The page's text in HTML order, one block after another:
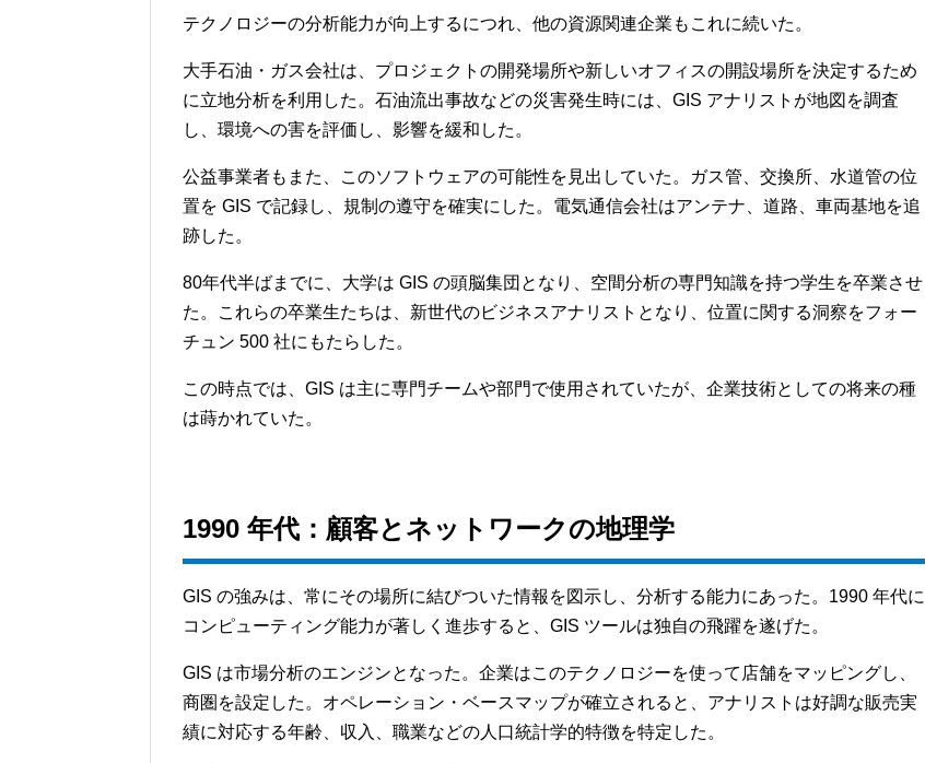
テクノロジーの分析能力が向上するにつれ、他の資源関連企業もこれに続いた。
大手石油・ガス会社は、プロジェクトの開発場所や新しいオフィスの開設場所を決定するため
に立地分析を利用した。石油流出事故などの災害発生時には、GIS アナリストが地図を調査
し、環境への害を評価し、影響を緩和した。
公益事業者もまた、このソフトウェアの可能性を見出していた。ガス管、交換所、水道管の位
置を GIS で記録し、規制の遵守を確実にした。電気通信会社はアンテナ、道路、車両基地を追
跡した。
80年代半ばまでに、大学は GIS の頭脳集団となり、空間分析の専門知識を持つ学生を卒業させ
た。これらの卒業生たちは、新世代のビジネスアナリストとなり、位置に関する洞察をフォー
チュン 500 社にもたらした。
この時点では、GIS は主に専門チームや部門で使用されていたが、企業技術としての将来の種
は蒔かれていた。
1990 年代：顧客とネットワークの地理学
GIS の強みは、常にその場所に結びついた情報を図示し、分析する能力にあった。1990 年代に
コンピューティング能力が著しく進歩すると、GIS ツールは独自の飛躍を遂げた。
GIS は市場分析のエンジンとなった。企業はこのテクノロジーを使って店舗をマッピングし、
商圏を設定した。オペレーション・ベースマップが確立されると、アナリストは好調な販売実
績に対応する年齢、収入、職業などの人口統計学的特徴を特定した。